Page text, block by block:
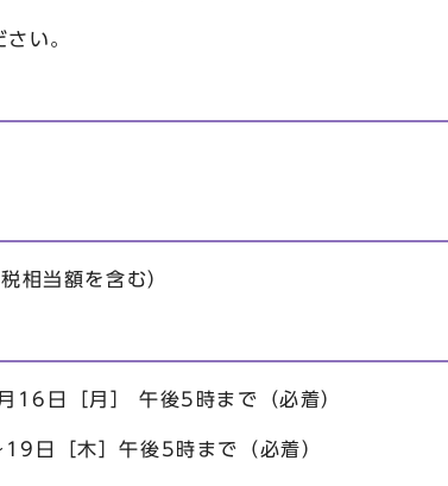
い。
相当額を含む）
日［月］ 午後5時まで（必着）
日［木］午後5時まで（必着）